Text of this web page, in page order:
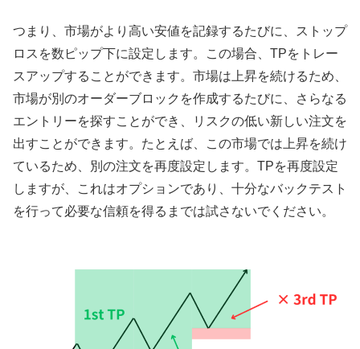
つまり、市場がより高い安値を記録するたびに、ストップ
ロスを数ピップ下に設定します。この場合、TPをトレー
スアップすることができます。市場は上昇を続けるため、
市場が別のオーダーブロックを作成するたびに、さらなる
エントリーを探すことができ、リスクの低い新しい注文を
出すことができます。たとえば、この市場では上昇を続け
ているため、別の注文を再度設定します。TPを再度設定
しますが、これはオプションであり、十分なバックテスト
を行って必要な信頼を得るまでは試さないでください。